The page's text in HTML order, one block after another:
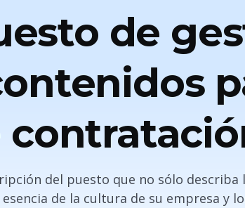
de
del puesto que no sólo describa
de la cultura de su empresa y